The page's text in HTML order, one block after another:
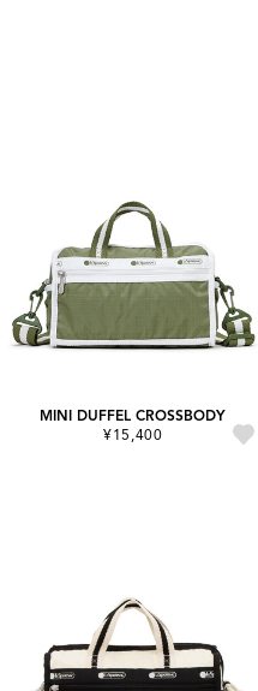
MINI DUFFEL CROSSBODY
¥15,400